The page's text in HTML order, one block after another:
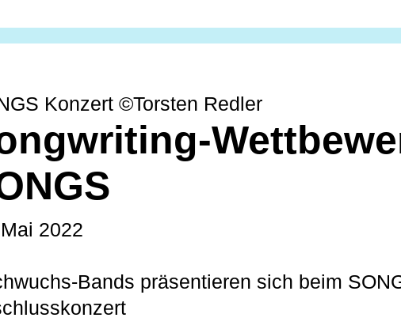
Konzert ©Torsten Redler
2022
Bands präsentieren sich beim